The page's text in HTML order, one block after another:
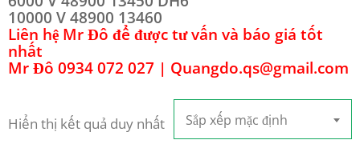
10000 V 48900 13460
Liên hệ Mr Đô để được tư vấn và báo giá tốt
nhất
Mr Đô 0934 072 027 | Quangdo.qs@gmail.com
Hiển thị kết quả duy nhất Sắp xếp mặc định